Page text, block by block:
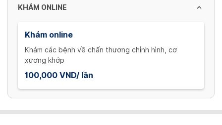
KHÁM ONLINE
Khám online
Khám các bệnh về chấn thương chỉnh hình, cơ
xương khớp
100,000 VND/ lần